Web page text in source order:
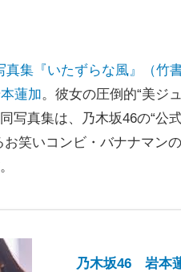
真集『いたずらな風』（竹
蓮加。彼女の圧倒的“美ジ
写真集は、乃木坂46の“公
お笑いコンビ・バナナマン
乃木坂46 岩本